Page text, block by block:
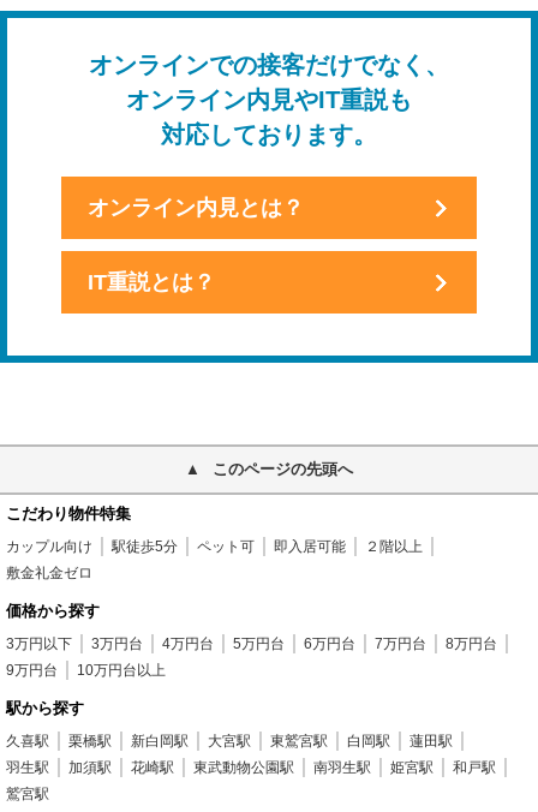
オンラインでの接客だけでなく、
オンライン内見やIT重説も
対応しております。
オンライン内見とは？
IT重説とは？
このページの先頭へ
こだわり物件特集
カップル向け 駅徒歩5分 ペット可 即入居可能
２階以上
敷金礼金ゼロ
価格から探す
3万円以下 3万円台 4万円台 5万円台 6万円台 7万円台
8万円台
9万円台
10万円台以上
駅から探す
久喜駅 栗橋駅 新白岡駅 大宮駅 東鷲宮駅 白岡駅
蓮田駅
羽生駅
加須駅 花崎駅 東武動物公園駅 南羽生駅 姫宮駅
和戸駅
鷲宮駅